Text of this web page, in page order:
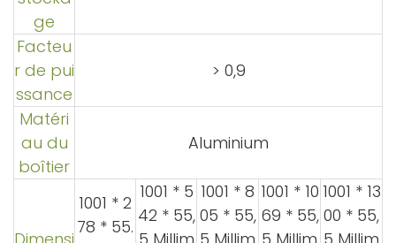
ge
Facteu
r de pui
ssance
> 0,9
Matéri
au du
boîtier
Aluminium
1001 * 2
78 * 55.
1001 * 5
42 * 55,
1001 * 8
05 * 55,
1001 * 10
69 * 55,
1001 * 13
00 * 55,